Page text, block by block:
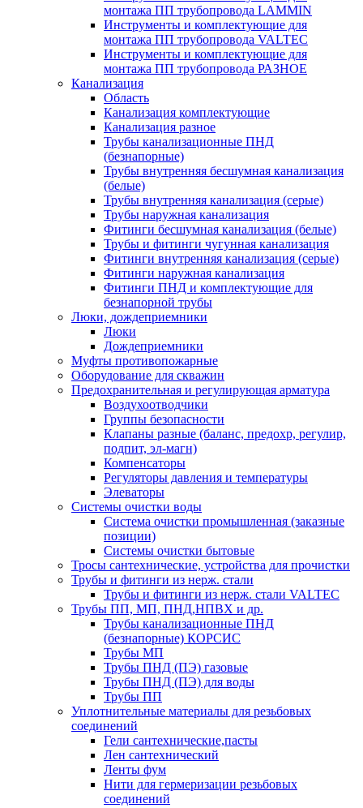
монтажа ПП трубопровода LAMMIN
Инструменты и комплектующие для
монтажа ПП трубопровода VALTEC
Инструменты и комплектующие для
монтажа ПП трубопровода РАЗНОЕ
Канализация
Область
Канализация комплектующие
Канализация разное
Трубы канализационные ПНД
(безнапорные)
Трубы внутренняя бесшумная канализация
(белые)
Трубы внутренняя канализация (серые)
Трубы наружная канализация
Фитинги бесшумная канализация (белые)
Трубы и фитинги чугунная канализация
Фитинги внутренняя канализация (серые)
Фитинги наружная канализация
Фитинги ПНД и комплектующие для
безнапорной трубы
Люки, дождеприемники
Люки
Дождеприемники
Муфты противопожарные
Оборудование для скважин
Предохранительная и регулирующая арматура
Воздухоотводчики
Группы безопасности
Клапаны разные (баланс, предохр, регулир,
подпит, эл-магн)
Компенсаторы
Регуляторы давления и температуры
Элеваторы
Системы очистки воды
Система очистки промышленная (заказные
позиции)
Системы очистки бытовые
Тросы сантехнические, устройства для прочистки
Трубы и фитинги из нерж. стали
Трубы и фитинги из нерж. стали VALTEC
Трубы ПП, МП, ПНД,НПВХ и др.
Трубы канализационные ПНД
(безнапорные) КОРСИС
Трубы МП
Трубы ПНД (ПЭ) газовые
Трубы ПНД (ПЭ) для воды
Трубы ПП
Уплотнительные материалы для резьбовых
соединений
Гели сантехнические,пасты
Лен сантехнический
Ленты фум
Нити для гермеризации резьбовых
соединений